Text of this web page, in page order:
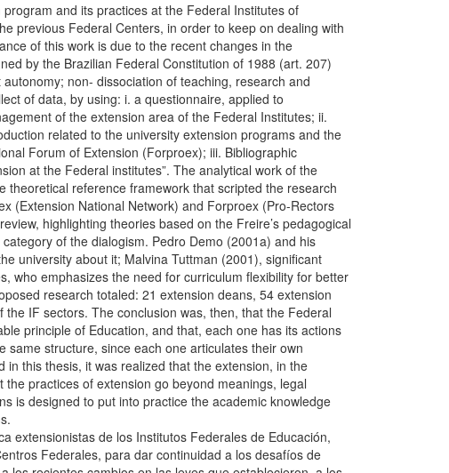
and its practices at the Federal Institutes of
previous Federal Centers, in order to keep on dealing with
of this work is due to the recent changes in the
by the Brazilian Federal Constitution of 1988 (art. 207)
non- dissociation of teaching, research and
of data, by using: i. a questionnaire, applied to
of the extension area of the Federal Institutes; ii.
related to the university extension programs and the
Forum of Extension (Forproex); iii. Bibliographic
at the Federal institutes”. The analytical work of the
reference framework that scripted the research
(Extension National Network) and Forproex (Pro-Rectors
highlighting theories based on the Freire’s pedagogical
of the dialogism. Pedro Demo (2001a) and his
university about it; Malvina Tuttman (2001), significant
who emphasizes the need for curriculum flexibility for better
research totaled: 21 extension deans, 54 extension
IF sectors. The conclusion was, then, that the Federal
principle of Education, and that, each one has its actions
structure, since each one articulates their own
this thesis, it was realized that the extension, in the
practices of extension go beyond meanings, legal
is designed to put into practice the academic knowledge
extensionistas de los Institutos Federales de Educación,
Federales, para dar continuidad a los desafíos de